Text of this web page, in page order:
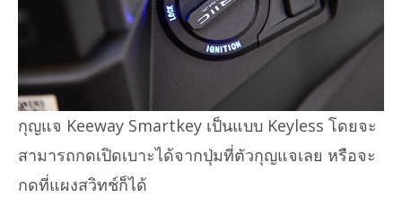
กุญแจ Keeway Smartkey เป็นแบบ Keyless โดยจะ
สามารถกดเปิดเบาะได้จากปุ่มที่ตัวกุญแจเลย หรือจะ
กดที่แผงสวิทช์ก็ได้